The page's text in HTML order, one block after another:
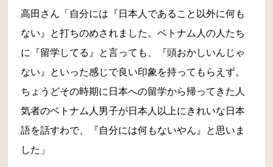
高田さん「自分には『日本人であること以外に何も
ない』と打ちのめされました。ベトナム人の人たち
に『留学してる』と言っても、『頭おかしいんじゃ
ない』といった感じで良い印象を持ってもらえず。
ちょうどその時期に日本への留学から帰ってきた人
気者のベトナム人男子が日本人以上にきれいな日本
語を話すわで、『自分には何もないやん』と思いま
した」